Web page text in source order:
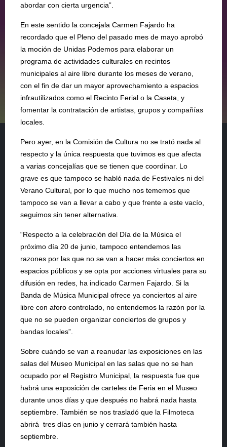
abordar con cierta urgencia”.
En este sentido la concejala Carmen Fajardo ha
recordado que el Pleno del pasado mes de mayo aprobó
la moción de Unidas Podemos para elaborar un
programa de actividades culturales en recintos
municipales al aire libre durante los meses de verano,
con el fin de dar un mayor aprovechamiento a espacios
infrautilizados como el Recinto Ferial o la Caseta, y
fomentar la contratación de artistas, grupos y compañías
locales.
Pero ayer, en la Comisión de Cultura no se trató nada al
respecto y la única respuesta que tuvimos es que afecta
a varias concejalías que se tienen que coordinar. Lo
grave es que tampoco se habló nada de Festivales ni del
Verano Cultural, por lo que mucho nos tememos que
tampoco se van a llevar a cabo y que frente a este vacío,
seguimos sin tener alternativa.
“Respecto a la celebración del Día de la Música el
próximo día 20 de junio, tampoco entendemos las
razones por las que no se van a hacer más conciertos en
espacios públicos y se opta por acciones virtuales para su
difusión en redes, ha indicado Carmen Fajardo. Si la
Banda de Música Municipal ofrece ya conciertos al aire
libre con aforo controlado, no entendemos la razón por la
que no se pueden organizar conciertos de grupos y
bandas locales”.
Sobre cuándo se van a reanudar las exposiciones en las
salas del Museo Municipal en las salas que no se han
ocupado por el Registro Municipal, la respuesta fue que
habrá una exposición de carteles de Feria en el Museo
durante unos días y que después no habrá nada hasta
septiembre. También se nos trasladó que la Filmoteca
abrirá tres días en junio y cerrará también hasta
septiembre.